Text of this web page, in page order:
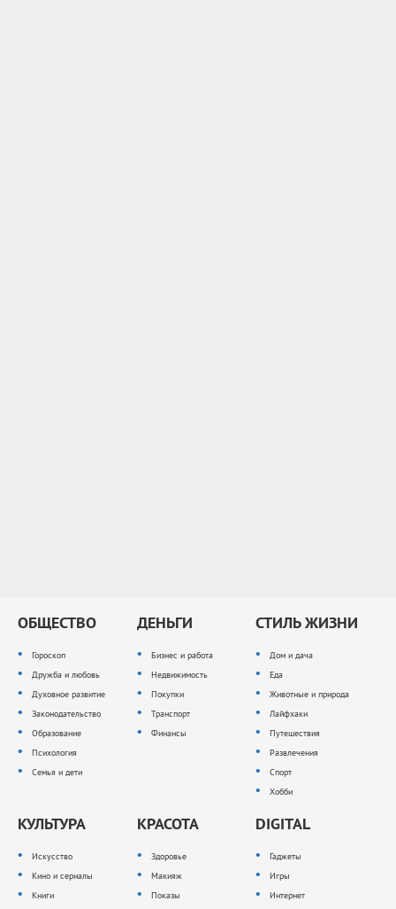
ОБЩЕСТВО
Гороскоп
Дружба и любовь
Духовное развитие
Законодательство
Образование
Психология
Семья и дети
ДЕНЬГИ
Бизнес и работа
Недвижимость
Покупки
Транспорт
Финансы
СТИЛЬ ЖИЗНИ
Дом и дача
Еда
Животные и природа
Лайфхаки
Путешествия
Развлечения
Спорт
Хобби
КУЛЬТУРА
Искусство
Кино и сериалы
Книги
КРАСОТА
Здоровье
Макияж
Показы
DIGITAL
Гаджеты
Игры
Интернет